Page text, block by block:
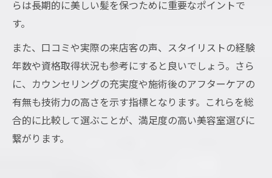
らは長期的に美しい髪を保つために重要なポイントで
す。
また、口コミや実際の来店客の声、スタイリストの経験
年数や資格取得状況も参考にすると良いでしょう。さら
に、カウンセリングの充実度や施術後のアフターケアの
有無も技術力の高さを示す指標となります。これらを総
合的に比較して選ぶことが、満足度の高い美容室選びに
繋がります。